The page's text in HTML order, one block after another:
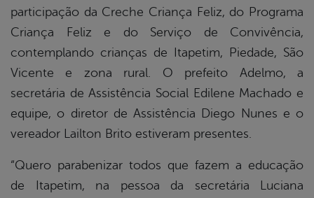
participação da Creche Criança Feliz, do Programa
Criança Feliz e do Serviço de Convivência,
contemplando crianças de Itapetim, Piedade, São
Vicente e zona rural. O prefeito Adelmo, a
secretária de Assistência Social Edilene Machado e
equipe, o diretor de Assistência Diego Nunes e o
vereador Lailton Brito estiveram presentes.
“Quero parabenizar todos que fazem a educação
de Itapetim, na pessoa da secretária Luciana